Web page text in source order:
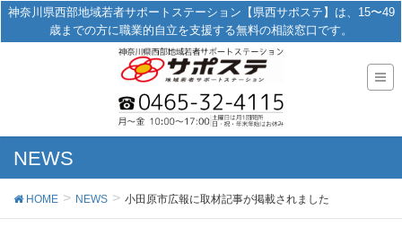
神奈川県西部地域若者サポートステーション【県西サポステ】は、15〜49
歳までの方に職業的自立を支援する無料の相談窓口です。
NEWS
HOME NEWS 小田原市広報に取材記事が掲載されました